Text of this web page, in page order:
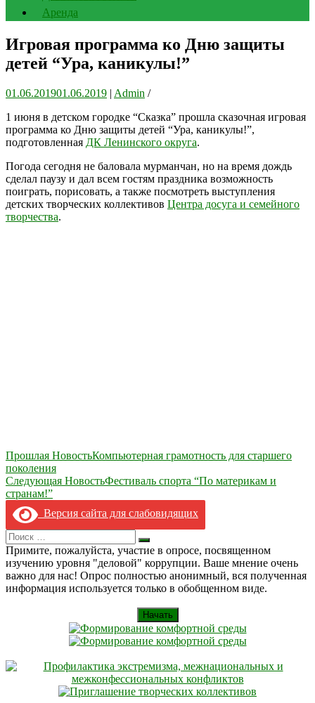
Аренда
Игровая программа ко Дню защиты
детей “Ура, каникулы!”
01.06.201901.06.2019 | Admin /
1 июня в детском городке “Сказка” прошла сказочная игровая
программа ко Дню защиты детей “Ура, каникулы!”,
подготовленная ДК Ленинского округа.
Погода сегодня не баловала мурманчан, но на время дождь
сделал паузу и дал всем гостям праздника возможность
поиграть, порисовать, а также посмотреть выступления
детских творческих коллективов Центра досуга и семейного
творчества.
Навигация
по
записям
Прошлая НовостьКомпьютерная грамотность для старшего
поколения
Следующая НовостьФестиваль спорта “По материкам и
странам!”
Версия сайта для слабовидящих
Search
for:
Искать
Примите, пожалуйста, участие в опросе, посвященном
изучению уровня "деловой" коррупции. Ваше мнение очень
важно для нас! Опрос полностью анонимный, вся полученная
информация используется только в обобщенном виде.
Начать